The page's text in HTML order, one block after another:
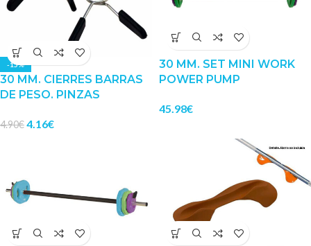
-15%
30 MM. CIERRES BARRAS
DE PESO. PINZAS
4.90€4.16€
30 MM. SET MINI WORK
POWER PUMP
45.98€